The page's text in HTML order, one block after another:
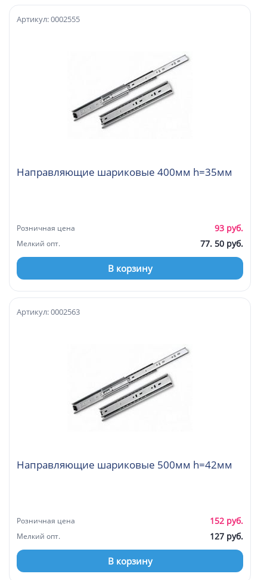
Направляющие шариковые 400мм h=35мм
Артикул: 0002555
Розничная цена 93 руб.
Мелкий опт. 77. 50 руб.
В корзину
Направляющие шариковые 500мм h=42мм
Артикул: 0002563
Розничная цена 152 руб.
Мелкий опт. 127 руб.
В корзину